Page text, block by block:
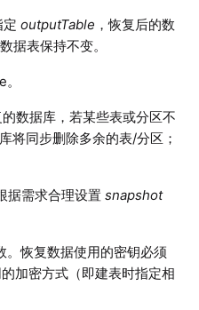
定outputTable ，恢复后的数
据表保持不变。
数据库，若某些表或分区不
将同步删除多余的表/分区；
据需求合理设置snapshot
恢复数据使用的密钥必须
加密方式（即建表时指定相